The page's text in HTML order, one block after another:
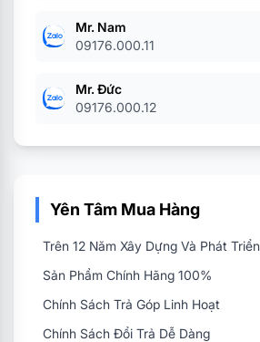
Mr. Nam
09176.000.11
Mr. Đức
09176.000.12
Yên Tâm Mua Hàng
Trên 12 Năm Xây Dựng Và Phát Triển
Sản Phẩm Chính Hãng 100%
Chính Sách Trả Góp Linh Hoạt
Chính Sách Đổi Trả Dễ Dàng